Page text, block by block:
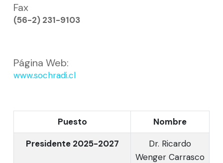
Fax
(56-2) 231-9103
Página Web:
www.sochradi.cl
Puesto
Nombre
Presidente 2025-2027
Dr. Ricardo
Wenger Carrasco